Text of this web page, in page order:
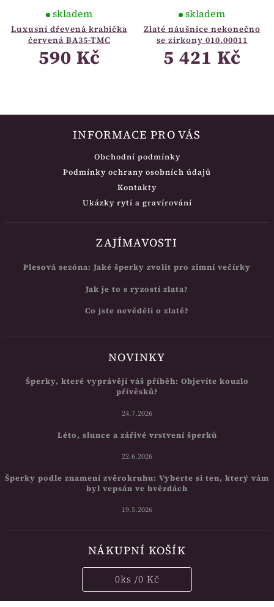
Luxusní dřevená krabička
červená BA35-TMC
skladem
590 Kč
Zlaté náušnice nekonečno
se zirkony 010.00011
skladem
5 421 Kč
INFORMACE PRO VÁS
Obchodní podmínky
Podmínky ochrany osobních údajů
Kontakty
Ukázky rytí a gravírování
ZAJÍMAVOSTI
Plesová sezóna: Jaké šperky zvolit pro zimní večírky
Jak je to s ryzostí zlata?
Co jste nevěděli o zlatě?
NOVINKY
Šperky, které vyprávějí váš příběh: Objevíte kouzlo
přívěsků?
24.7.2026
Léto, slunce a zářivé vrstvení šperků
22.6.2026
Šperky podle znamení zvěrokruhu: Vyberte si ten, který vám
byl vepsán ve hvězdách
19.5.2026
NÁKUPNÍ KOŠÍK
0ks /0 Kč